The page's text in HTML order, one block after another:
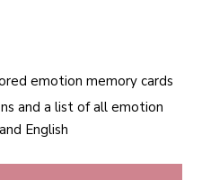
emotion memory cards
and a list of all emotion
English